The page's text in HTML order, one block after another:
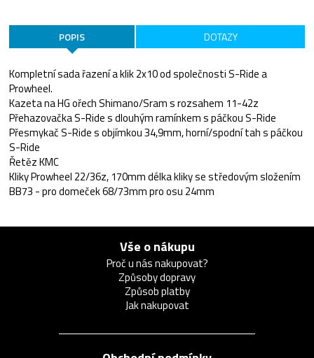
POPIS DOTAZY
Kompletní sada řazení a klik 2x10 od společnosti S-Ride a
Prowheel.
Kazeta na HG ořech Shimano/Sram s rozsahem 11-42z
Přehazovačka S-Ride s dlouhým ramínkem s páčkou S-Ride
Přesmykač S-Ride s objímkou 34,9mm, horní/spodní tah s páčkou
S-Ride
Řetěz KMC
Kliky Prowheel 22/36z, 170mm délka kliky se středovým složením
BB73 - pro domeček 68/73mm pro osu 24mm
Vše o nákupu
Proč u nás nakupovat?
Způsoby dopravy
Způsob platby
Jak nakupovat